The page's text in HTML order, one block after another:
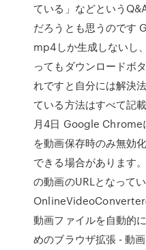
ている」などという
だろうとも思うのです
mp4しか生成しないし
ってもダウンロードボ
れですと自分には解決
ている方法はすべて記
月4日 Google Chrome
を動画保存時のみ無効
できる場合があります
の動画のURLとなって
OnlineVideoConverter
動画ファイルを自動的
めのブラウザ拡張 - 動